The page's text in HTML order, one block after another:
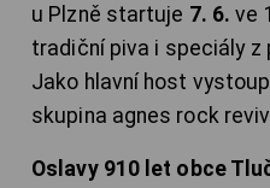
u Plzně startuje 7. 6. ve
tradiční piva i speciály z
Jako hlavní host
skupina agnes rock
Oslavy 910 let obce